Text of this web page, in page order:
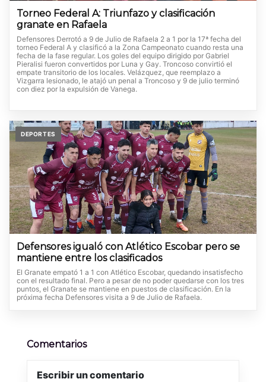
Torneo Federal A: Triunfazo y clasificación
granate en Rafaela
Defensores Derrotó a 9 de Julio de Rafaela 2 a 1 por la 17ª fecha del
torneo Federal A y clasificó a la Zona Campeonato cuando resta una
fecha de la fase regular. Los goles del equipo dirigido por Gabriel
Pieralisi fueron convertidos por Luna y Gay. Troncoso convirtió el
empate transitorio de los locales. Velázquez, que reemplazo a
Vizgarra lesionado, le atajó un penal a Troncoso y 9 de julio terminó
con diez por la expulsión de Vanega.
DEPORTES
Defensores igualó con Atlético Escobar pero se
mantiene entre los clasificados
El Granate empató 1 a 1 con Atlético Escobar, quedando insatisfecho
con el resultado final. Pero a pesar de no poder quedarse con los tres
puntos, el Granate se mantiene en puestos de clasificación. En la
próxima fecha Defensores visita a 9 de Julio de Rafaela.
Comentarios
Escribir un comentario